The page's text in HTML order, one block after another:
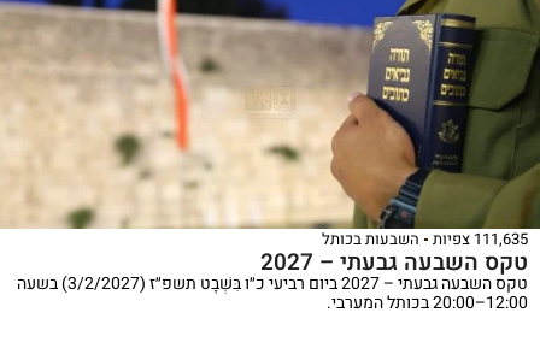
111,635 צפיות השבעות בכותל
טקס השבעה גבעתי – 2027
טקס השבעה גבעתי – 2027 ביום רביעי כ״ו בִּשְׁבָט תשפ״ז (3/2/2027) בשעה
12:00–20:00 בכותל המערבי.